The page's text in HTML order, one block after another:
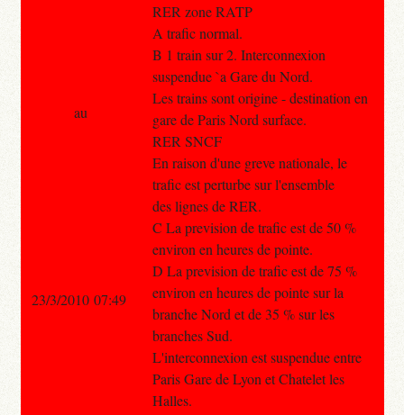
RER zone RATP
A trafic normal.
B 1 train sur 2. Interconnexion
suspendue `a Gare du Nord.
Les trains sont origine - destination en
gare de Paris Nord surface.
RER SNCF
En raison d'une greve nationale, le
trafic est perturbe sur l'ensemble
des lignes de RER.
C La prevision de trafic est de 50 %
environ en heures de pointe.
D La prevision de trafic est de 75 %
environ en heures de pointe sur la
branche Nord et de 35 % sur les
branches Sud.
L'interconnexion est suspendue entre
Paris Gare de Lyon et Chatelet les
Halles.
au
23/3/2010 07:49